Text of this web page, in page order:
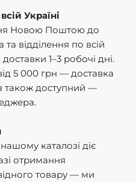
Україні
Новою Поштою до
відділення по всій
1–3 робочі дні.
5 000 грн — доставка
також доступний —
каталозі діє
отримання
товару — ми